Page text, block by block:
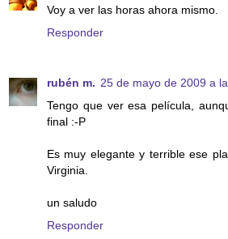
Voy a ver las horas ahora mismo.
Responder
rubén m. 25 de mayo de 2009 a
Tengo que ver esa película,
final :-P
Es muy elegante y terrible ese
Virginia.
un saludo
Responder